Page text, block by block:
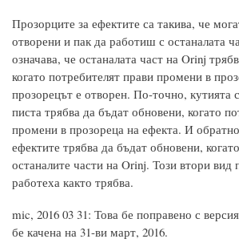
Прозорците за ефектите са такива, че
отворени и пак да работиш с останалата
означава, че останалата част на Orinj
когато потребителят прави промени в
прозорецът е отворен. По-точно, кутията
писта трябва да бъдат обновени, когато
промени в прозореца на ефекта. И
ефектите трябва да бъдат обновени,
останалите части на Orinj. Този втори вид
работеха както трябва.
mic, 2016 03 31: Това бе поправено с
бе качена на 31-ви март, 2016.